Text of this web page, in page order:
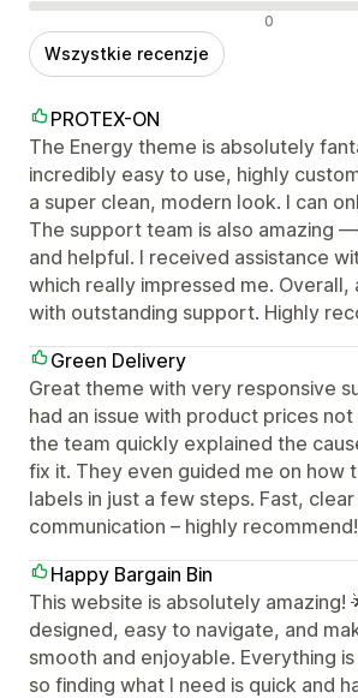
Negatywne recenzje 0
Wszystkie recenzje
PROTEX-ON
The Energy theme is absolutely
incredibly easy to use, highly
a super clean, modern look. I can
The support team is also amazing
and helpful. I received assistance
which really impressed me.
with outstanding support. Highly
Green Delivery
Great theme with very responsive
had an issue with product prices
the team quickly explained the
fix it. They even guided me on how
labels in just a few steps. Fast,
communication – highly recommend!
Happy Bargain Bin
This website is absolutely amazing!
designed, easy to navigate, and
smooth and enjoyable. Everything
so finding what I need is quick and